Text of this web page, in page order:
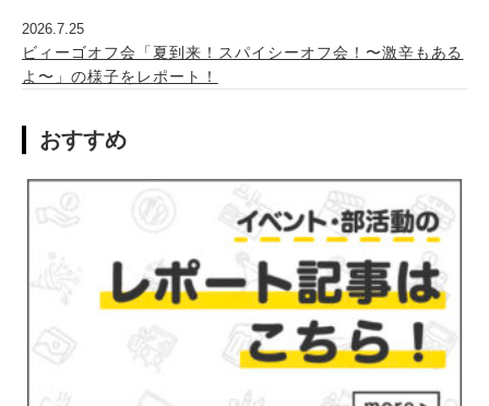
2026.7.25
ビィーゴオフ会「夏到来！スパイシーオフ会！〜激辛もある
よ〜」の様子をレポート！
おすすめ